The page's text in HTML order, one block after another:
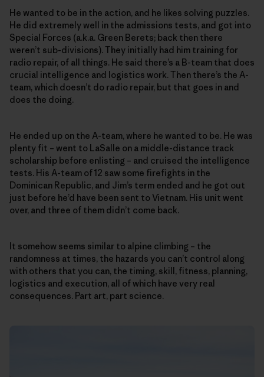
He wanted to be in the action, and he likes solving puzzles.
He did extremely well in the admissions tests, and got into
Special Forces (a.k.a. Green Berets; back then there
weren’t sub-divisions). They initially had him training for
radio repair, of all things. He said there’s a B-team that does
crucial intelligence and logistics work. Then there’s the A-
team, which doesn’t do radio repair, but that goes in and
does the doing.
He ended up on the A-team, where he wanted to be. He was
plenty fit – went to LaSalle on a middle-distance track
scholarship before enlisting – and cruised the intelligence
tests. His A-team of 12 saw some firefights in the
Dominican Republic, and Jim’s term ended and he got out
just before he’d have been sent to Vietnam. His unit went
over, and three of them didn’t come back.
It somehow seems similar to alpine climbing – the
randomness at times, the hazards you can’t control along
with others that you can, the timing, skill, fitness, planning,
logistics and execution, all of which have very real
consequences. Part art, part science.